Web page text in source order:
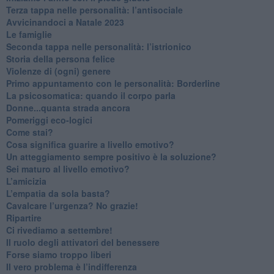
​Terza tappa nelle personalità: l’antisociale
​Avvicinandoci a Natale 2023
Le famiglie
Seconda tappa nelle personalità: l’istrionico
​Storia della persona felice
Violenze di (ogni) genere
​Primo appuntamento con le personalità: Borderline
La psicosomatica: quando il corpo parla
Donne...quanta strada ancora
​Pomeriggi eco-logici
​Come stai?
Cosa significa guarire a livello emotivo?
​Un atteggiamento sempre positivo è la soluzione?
​Sei maturo al livello emotivo?
​L’amicizia
​L’empatia da sola basta?
​Cavalcare l’urgenza? No grazie!
Ripartire
​Ci rivediamo a settembre!
​Il ruolo degli attivatori del benessere
​Forse siamo troppo liberi
​Il vero problema è l’indifferenza